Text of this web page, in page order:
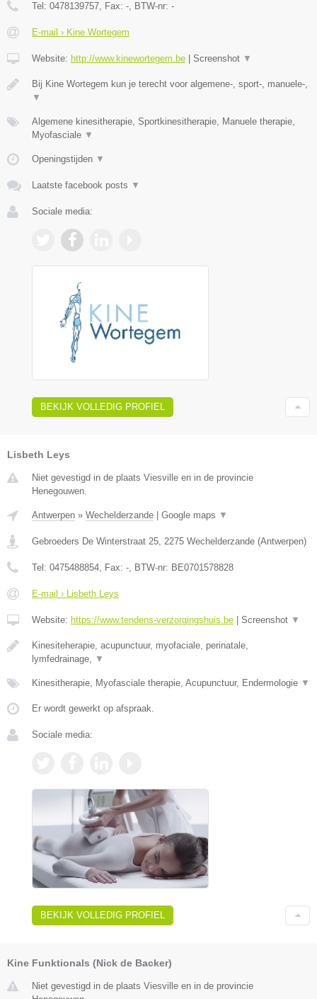
Tel: 0478139757, Fax: -, BTW-nr: -
E-mail › Kine Wortegem
Website: http://www.kinewortegem.be Screenshot ▼
Bij Kine Wortegem kun je terecht voor algemene-, sport-, manuele-,
▼
Algemene kinesitherapie, Sportkinesitherapie, Manuele therapie,
Myofasciale ▼
Openingstijden ▼
Laatste facebook posts ▼
Sociale media:
BEKIJK VOLLEDIG PROFIEL
Lisbeth Leys
Niet gevestigd in de plaats Viesville en in de provincie
Henegouwen.
Antwerpen » Wechelderzande Google maps ▼
Gebroeders De Winterstraat 25 2275 Wechelderzande (Antwerpen)
Tel: 0475488854 , Fax: - , BTW-nr: BE0701578828
E-mail › Lisbeth Leys
Website: https://www.tendens-verzorgingshuis.be Screenshot ▼
Kinesiteherapie, acupunctuur, myofaciale, perinatale,
lymfedrainage,
▼
Kinesitherapie, Myofasciale therapie, Acupunctuur, Endermologie ▼
Er wordt gewerkt op afspraak.
Sociale media:
BEKIJK VOLLEDIG PROFIEL
Kine Funktionals (Nick de Backer)
Niet gevestigd in de plaats Viesville en in de provincie